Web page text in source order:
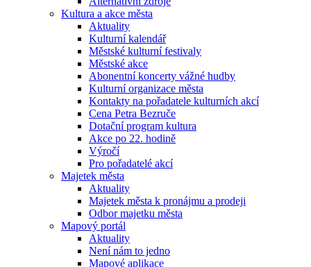
Kultura a akce města
Aktuality
Kulturní kalendář
Městské kulturní festivaly
Městské akce
Abonentní koncerty vážné hudby
Kulturní organizace města
Kontakty na pořadatele kulturních akcí
Cena Petra Bezruče
Dotační program kultura
Akce po 22. hodině
Výročí
Pro pořadatelé akcí
Majetek města
Aktuality
Majetek města k pronájmu a prodeji
Odbor majetku města
Mapový portál
Aktuality
Není nám to jedno
Mapové aplikace